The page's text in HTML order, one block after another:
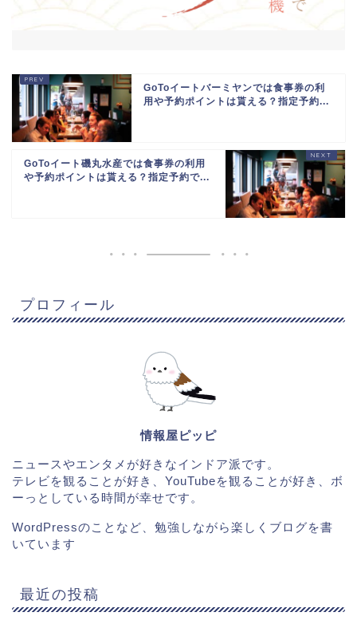
GoToイートバーミヤンでは食事券の利
用や予約ポイントは貰える？指定予約...
GoToイート磯丸水産では食事券の利用
や予約ポイントは貰える？指定予約で...
プロフィール
情報屋ピッピ
ニュースやエンタメが好きなインドア派です。
テレビを観ることが好き、YouTubeを観ることが好き、ボ
ーっとしている時間が幸せです。
WordPressのことなど、勉強しながら楽しくブログを書
いています
最近の投稿